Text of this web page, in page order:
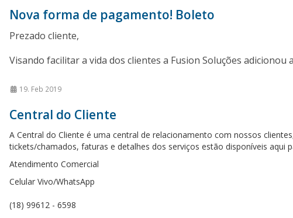
Nova forma de pagamento! Boleto
Prezado cliente,
Visando facilitar a vida dos clientes a Fusion Soluções
19. Feb 2019
Central do Cliente
A Central do Cliente é uma central de relacionamento com nossos
tickets/chamados, faturas e detalhes dos serviços estão disponíveis aqui
Atendimento Comercial
Celular Vivo/WhatsApp
(18) 99612 - 6598